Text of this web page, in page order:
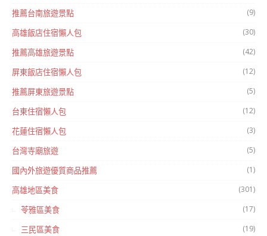
推薦台南旅遊景點 (9)
高雄飯店住宿懶人包 (30)
推薦高雄旅遊景點 (42)
屏東飯店住宿懶人包 (12)
推薦屏東旅遊景點 (5)
台東住宿懶人包 (12)
花蓮住宿懶人包 (3)
台灣寺廟旅遊 (5)
國內外旅遊優質商品推薦 (1)
高雄地區美食 (301)
苓雅區美食 (17)
三民區美食 (19)